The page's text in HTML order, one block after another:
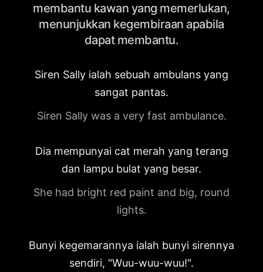
membantu kawan yang memerlukan,
menunjukkan kegembiraan apabila
dapat membantu.
Siren Sally ialah sebuah ambulans yang
sangat pantas.
Siren Sally was a very fast ambulance.
Dia mempunyai cat merah yang terang
dan lampu bulat yang besar.
She had bright red paint and big, round
lights.
Bunyi kegemarannya ialah bunyi sirennya
sendiri, "Wuu-wuu-wuu!".